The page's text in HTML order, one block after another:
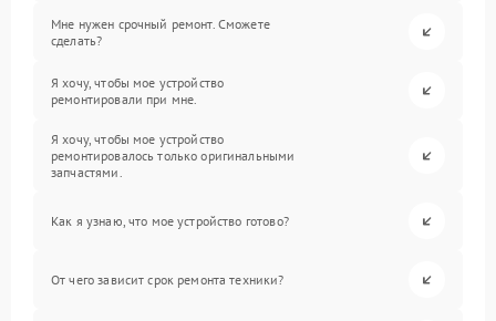
Мне нужен срочный ремонт. Сможете
сделать?
Я хочу, чтобы мое устройство
ремонтировали при мне.
Я хочу, чтобы мое устройство
ремонтировалось только оригинальными
запчастями.
Как я узнаю, что мое устройство готово?
От чего зависит срок ремонта техники?